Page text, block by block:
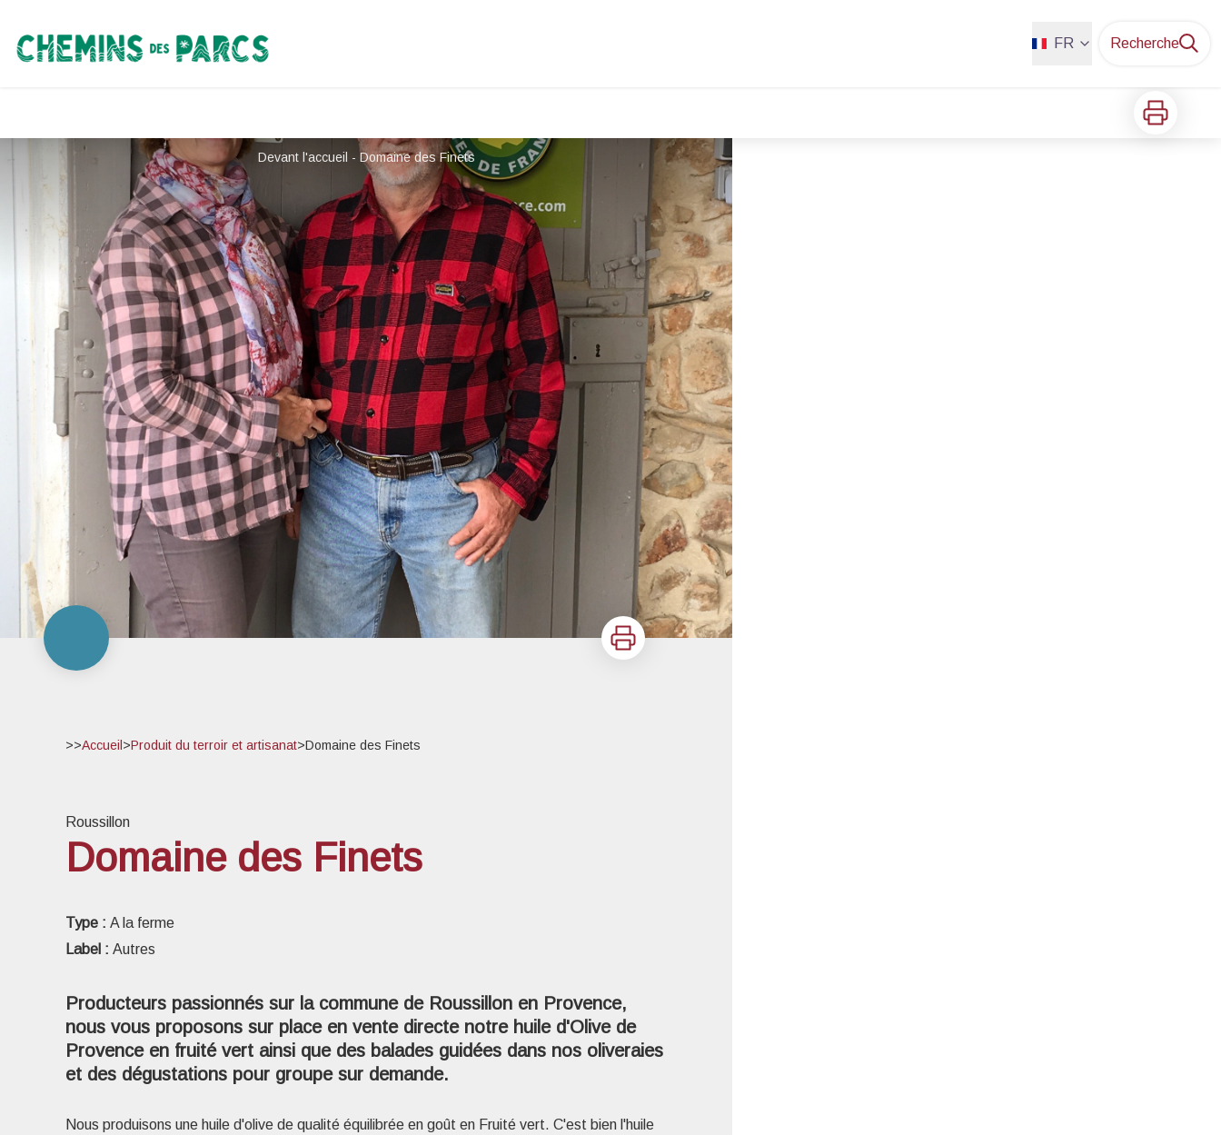
Chemins des Parcs FR Recherche
Imprimer
Devant l'accueil - Domaine des Finets
Imprimer
>>Accueil >Produit du terroir et artisanat>Domaine des Finets
Roussillon
Domaine des Finets
Type : A la ferme
Label : Autres
Producteurs passionnés sur la commune de Roussillon en Provence,
nous vous proposons sur place en vente directe notre huile d'Olive de
Provence en fruité vert ainsi que des balades guidées dans nos oliveraies
et des dégustations pour groupe sur demande.
Nous produisons une huile d'olive de qualité équilibrée en goût en Fruité vert. C'est bien l'huile